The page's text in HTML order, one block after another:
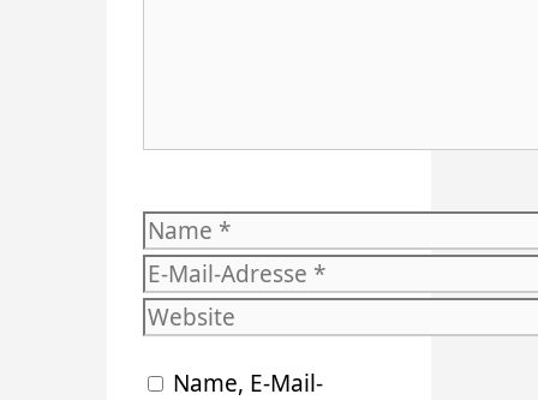
Name
E-
Mail-
Website
Name, E-Mail-